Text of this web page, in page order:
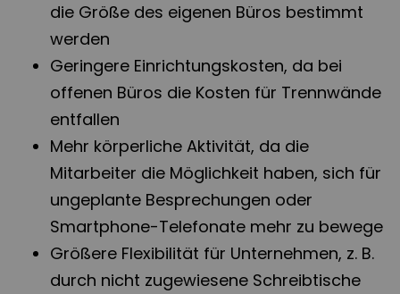
die Größe des eigenen Büros bestimmt
werden
Geringere Einrichtungskosten, da bei
offenen Büros die Kosten für Trennwände
entfallen
Mehr körperliche Aktivität, da die
Mitarbeiter die Möglichkeit haben, sich für
ungeplante Besprechungen oder
Smartphone-Telefonate mehr zu bewege
Größere Flexibilität für Unternehmen, z. B.
durch nicht zugewiesene Schreibtische